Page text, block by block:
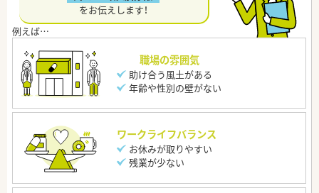
をお伝えします！
職場の雰囲気
助け合う風土がある
年齢や性別の壁がない
ワークライフバランス
お休みが取りやすい
残業が少ない